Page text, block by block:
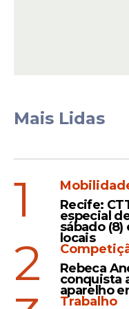
Leia Também
Mais Lidas
1
Recife:
especial
sábado
locais
2
Rebeca
conquista
aparelho
Trabalho